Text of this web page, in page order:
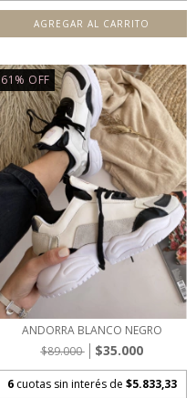
AGREGAR AL CARRITO
61 % OFF
ANDORRA BLANCO NEGRO
$89.000
$35.000
6 cuotas sin interés de $5.833,33